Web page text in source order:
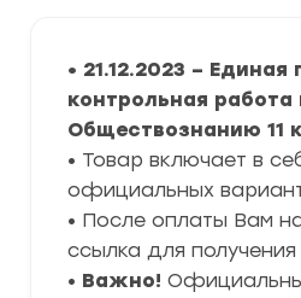
• 21.12.2023 – Единая
контрольная работа
Обществознанию 11
• Товар включает в
официальных
• После оплаты Вам
ссылка для
• Важно!